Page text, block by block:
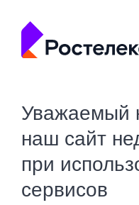
Уважаемый
наш сайт
при
сервисов